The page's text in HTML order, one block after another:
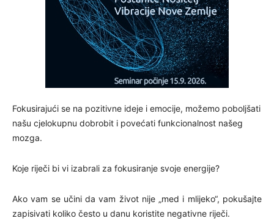
Fokusirajući se na pozitivne ideje i emocije, možemo poboljšati
našu cjelokupnu dobrobit i povećati funkcionalnost našeg
mozga.
Koje riječi bi vi izabrali za fokusiranje svoje energije?
Ako vam se učini da vam život nije „med i mlijeko“, pokušajte
zapisivati koliko često u danu koristite negativne riječi.